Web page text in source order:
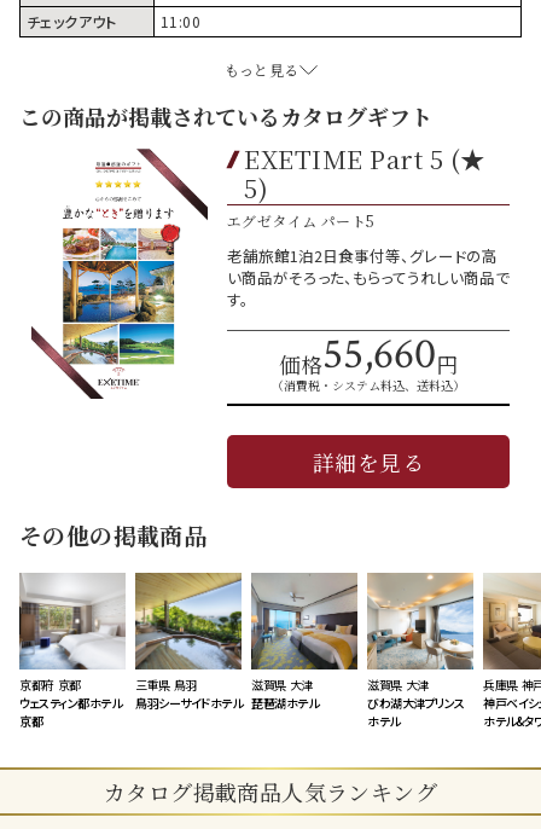
チェックアウト
11:00
もっと見る
この商品が掲載されているカタログギフト
EXETIME Part 5 (★
5)
エグゼタイム パート5
老舗旅館1泊2日食事付等、グレードの高
い商品がそろった、もらってうれしい商品で
す。
価格55,660円
（消費税・システム料込、送料込）
詳細を見る
その他の掲載商品
京都府 京都
ウェスティン都ホテル
京都
三重県 鳥羽
鳥羽シーサイドホテル
滋賀県 大津
琵琶湖ホテル
滋賀県 大津
びわ湖大津プリンス
ホテル
兵庫県 神
神戸ベイシ
ホテル&タ
カタログ掲載商品人気ランキング